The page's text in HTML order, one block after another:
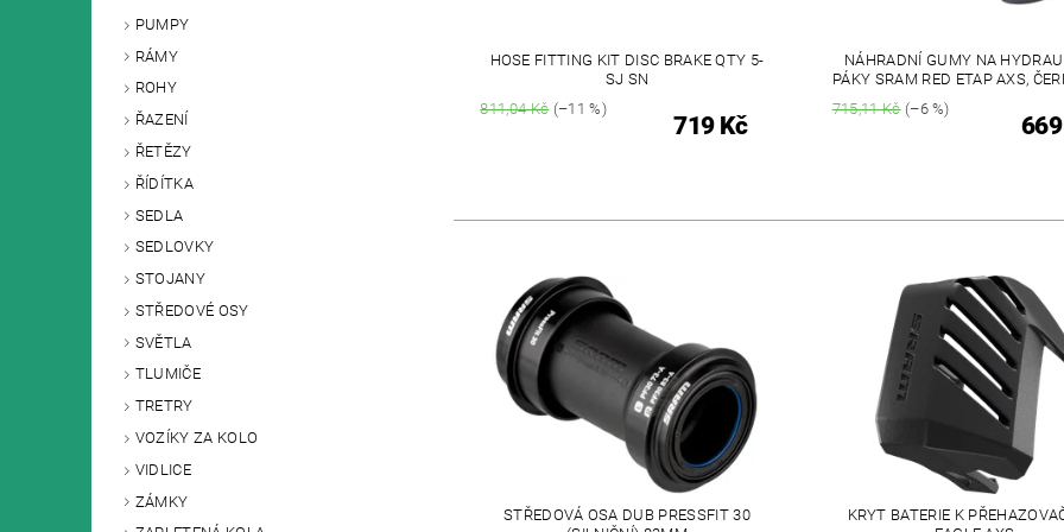
PUMPY
RÁMY
ROHY
ŘAZENÍ
ŘETĚZY
ŘÍDÍTKA
SEDLA
SEDLOVKY
STOJANY
STŘEDOVÉ OSY
SVĚTLA
TLUMIČE
TRETRY
VOZÍKY ZA KOLO
VIDLICE
ZÁMKY
HOSE FITTING KIT DISC BRAKE QTY 5-
SJ SN
811,04 Kč(–11 %)
719 Kč
NÁHRADNÍ GUMY NA
PÁKY SRAM RED ETAP AXS,
715,11 Kč(–6 %)
STŘEDOVÁ OSA DUB PRESSFIT 30
KRYT BATERIE K